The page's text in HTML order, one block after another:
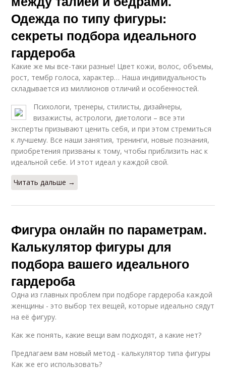
Одежда по типу фигуры:
секреты подбора идеального
гардероба
Какие же мы все-таки разные! Цвет кожи, волос, объемы,
рост, тембр голоса, характер… Наша индивидуальность
складывается из миллионов отличий и особенностей.
Психологи, тренеры, стилисты, дизайнеры,
визажисты, астрологи, диетологи – все эти
эксперты призывают ценить себя, и при этом стремиться
к лучшему. Все наши занятия, тренинги, новые познания,
приобретения призваны к тому, чтобы приблизить нас к
идеальной себе. И этот идеал у каждой свой.
Читать дальше →
Фигура онлайн по параметрам.
Калькулятор фигуры для
подбора вашего идеального
гардероба
Одна из главных проблем при подборе гардероба каждой
женщины - это выбор тех вещей, которые идеально сядут
на её фигуру.
Как же понять, какие вещи вам подходят, а какие нет?
Предлагаем вам новый метод - калькулятор типа фигуры
Как же его использовать?